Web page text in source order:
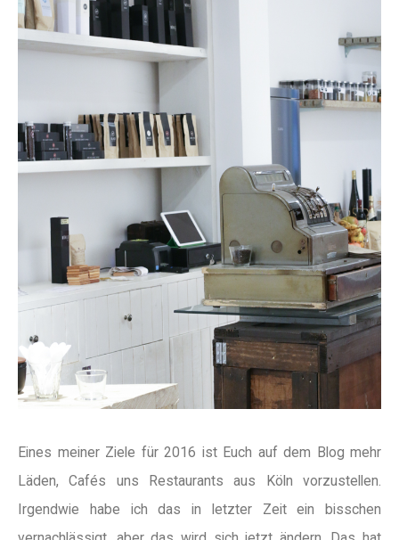
Eines meiner Ziele für 2016 ist Euch auf dem Blog mehr
Läden, Cafés uns Restaurants aus Köln vorzustellen.
Irgendwie habe ich das in letzter Zeit ein bisschen